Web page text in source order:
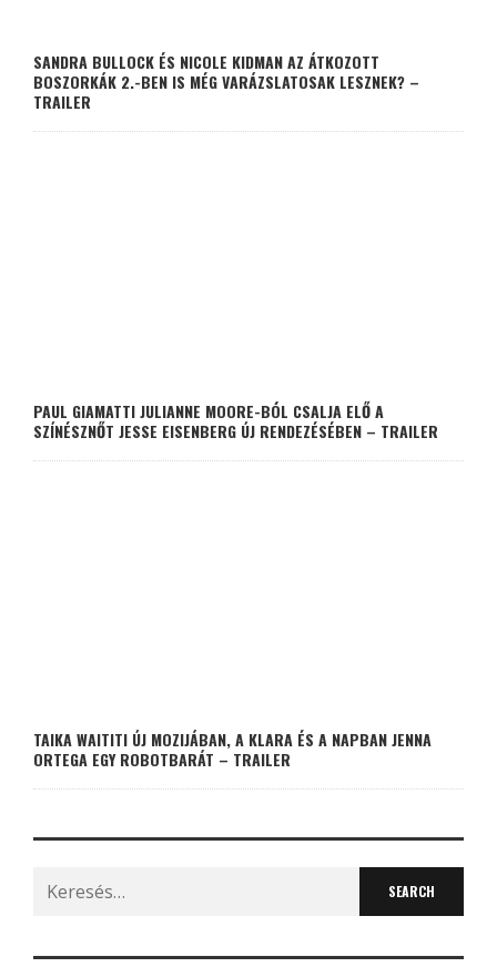
SANDRA BULLOCK ÉS NICOLE KIDMAN AZ ÁTKOZOTT
BOSZORKÁK 2.-BEN IS MÉG VARÁZSLATOSAK LESZNEK? –
TRAILER
PAUL GIAMATTI JULIANNE MOORE-BÓL CSALJA ELŐ A
SZÍNÉSZNŐT JESSE EISENBERG ÚJ RENDEZÉSÉBEN – TRAILER
TAIKA WAITITI ÚJ MOZIJÁBAN, A KLARA ÉS A NAPBAN JENNA
ORTEGA EGY ROBOTBARÁT – TRAILER
Search
for: